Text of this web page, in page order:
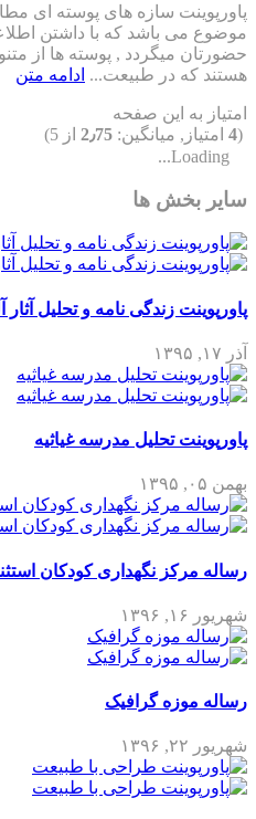
پاورپوینت سازه های پوسته ای
موضوع می باشد که با داشتن
حضورتان میگردد , پوسته ها از
هستند که در طبیعت... ادامه متن
امتیاز به این صفحه
(
4 امتیاز, میانگین: 2٫75 از 5)
Loading...
سایر بخش ها
پاورپوینت زندگی نامه و تحلیل آثار
آذر ۱۷, ۱۳۹۵
پاورپوینت تحلیل مدرسه غیاثیه
بهمن ۰۵, ۱۳۹۵
رساله مرکز نگهداری کودکان استثنایی در
شهریور ۱۶, ۱۳۹۶
رساله موزه گرافیک
شهریور ۲۲, ۱۳۹۶